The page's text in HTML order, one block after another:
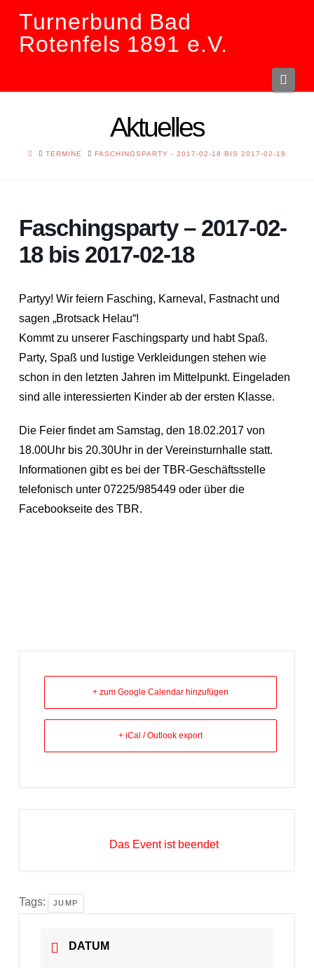
Turnerbund Bad
Rotenfels 1891 e.V.
Aktuelles
HOMETERMINE FASCHINGSPARTY - 2017-02-18 BIS 2017-02-18
Faschingsparty – 2017-02-
18 bis 2017-02-18
Partyy! Wir feiern Fasching, Karneval, Fastnacht und
sagen „Brotsack Helau“!
Kommt zu unserer Faschingsparty und habt Spaß.
Party, Spaß und lustige Verkleidungen stehen wie
schon in den letzten Jahren im Mittelpunkt. Eingeladen
sind alle interessierten Kinder ab der ersten Klasse.
Die Feier findet am Samstag, den 18.02.2017 von
18.00Uhr bis 20.30Uhr in der Vereinsturnhalle statt.
Informationen gibt es bei der TBR-Geschäftsstelle
telefonisch unter 07225/985449 oder über die
Facebookseite des TBR.
+ zum Google Calendar hinzufügen
+ iCal / Outlook export
Das Event ist beendet
Tags: JUMP
DATUM